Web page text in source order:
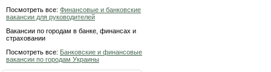
Посмотреть все: Финансовые и банковские
вакансии для руководителей
Вакансии по городам в банке, финансах и
страховании
Посмотреть все: Банковские и финансовые
вакансии по городам Украины